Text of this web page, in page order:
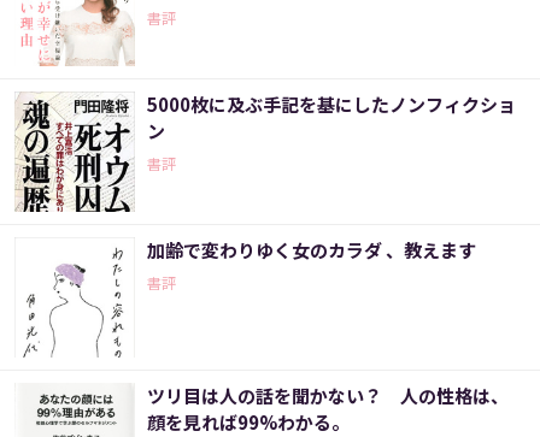
書評
5000枚に及ぶ手記を基にしたノンフィクショ
ン
書評
加齢で変わりゆく女のカラダ 、教えます
書評
ツリ目は人の話を聞かない？ 人の性格は、
顔を見れば99%わかる。